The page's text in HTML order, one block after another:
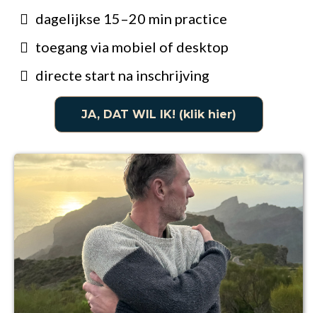
dagelijkse 15–20 min practice
toegang via mobiel of desktop
directe start na inschrijving
JA, DAT WIL IK! (klik hier)